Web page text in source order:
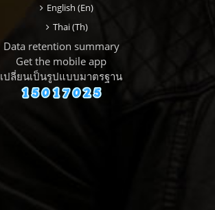
English ‎(en)‎
Thai ‎(th)‎
Data retention summary
Get the mobile app
เปลี่ยนเป็นรูปแบบมาตรฐาน